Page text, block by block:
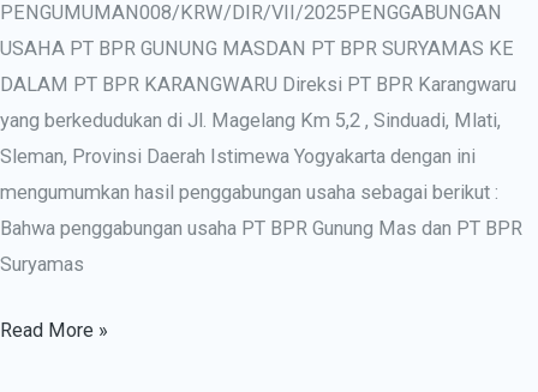
PENGUMUMAN008/KRW/DIR/VII/2025PENGGABUNGAN
USAHA PT BPR GUNUNG MASDAN PT BPR SURYAMAS KE
DALAM PT BPR KARANGWARU Direksi PT BPR Karangwaru
yang berkedudukan di Jl. Magelang Km 5,2 , Sinduadi, Mlati,
Sleman, Provinsi Daerah Istimewa Yogyakarta dengan ini
mengumumkan hasil penggabungan usaha sebagai berikut :
Bahwa penggabungan usaha PT BPR Gunung Mas dan PT BPR
Suryamas
Read More »